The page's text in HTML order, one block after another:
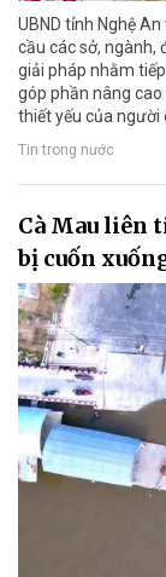
UBND tỉnh Nghệ
cầu các sở, ngành,
giải pháp nhằm
góp phần nâng
thiết yếu của người
Tin trong nước
Cà Mau liên
bị cuốn